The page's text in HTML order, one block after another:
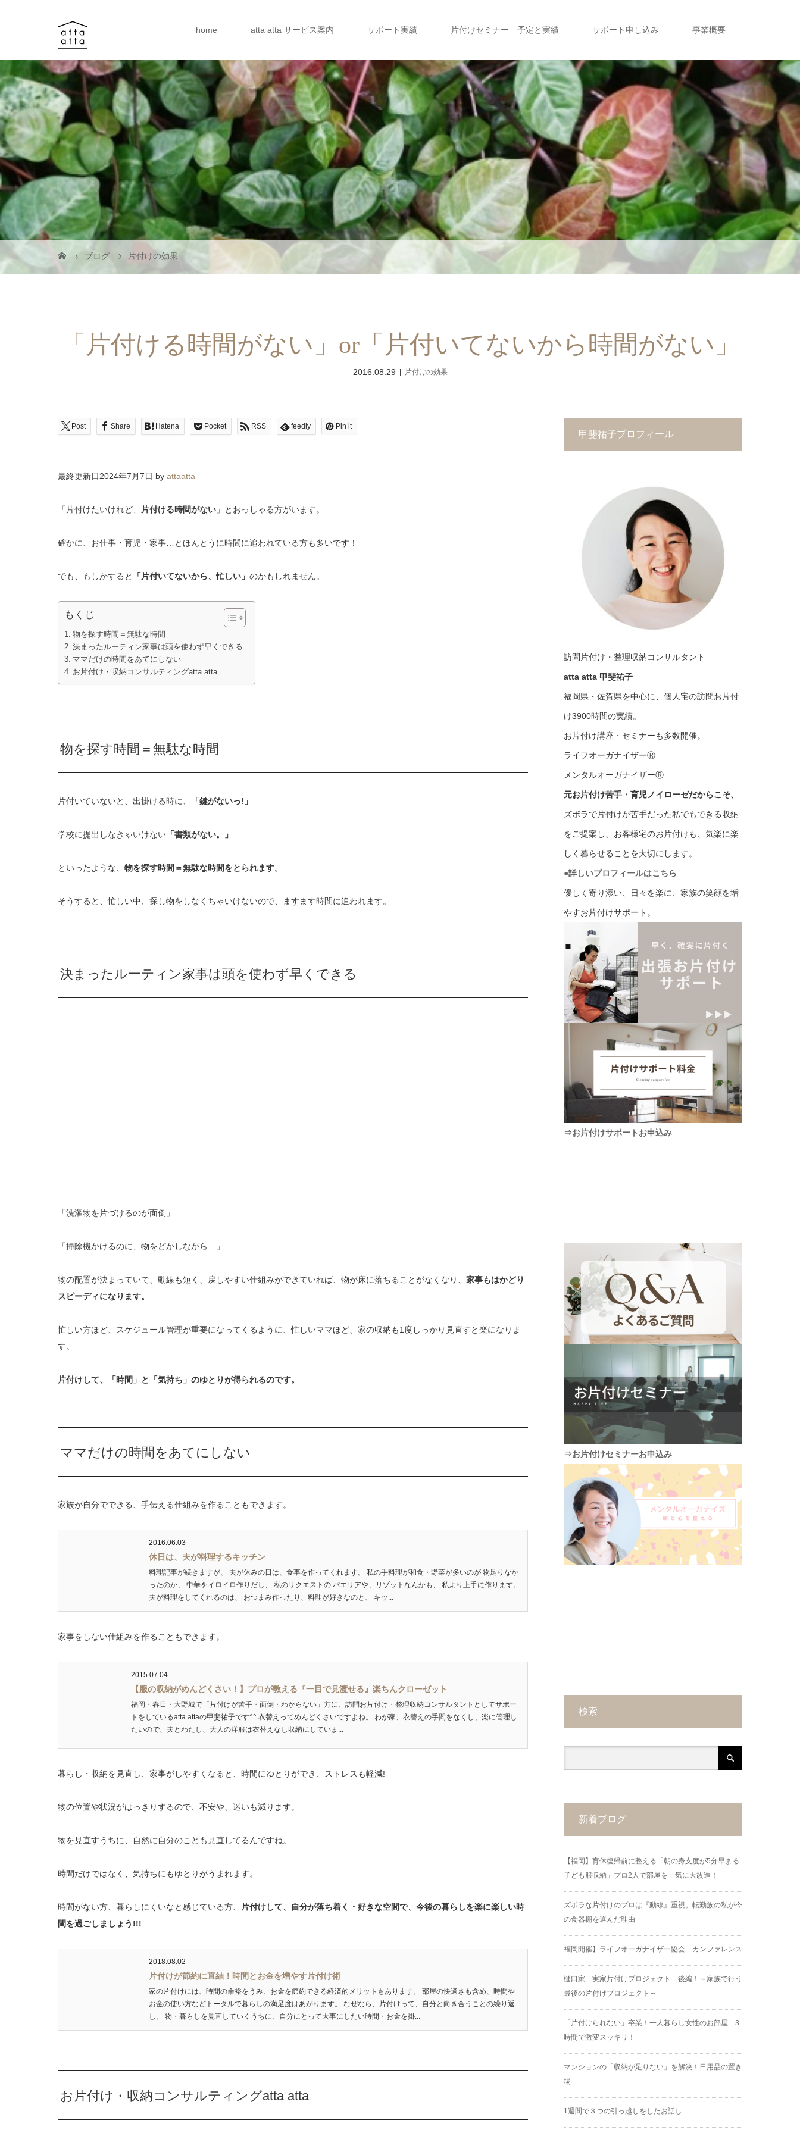
home atta atta サービス案内 サポート実績 片付けセミナー 予定と実績 サポート申し込み 事業概要
ブログ 片付けの効果
「片付ける時間がない」or「片付いてないから時間がない」
2016.08.29 片付けの効果
Post Share Hatena Pocket RSS feedly Pin it
最終更新日2024年7月7日 by attaatta
「片付けたいけれど、 片付ける時間がない 」とおっしゃる方がいます。
確かに、お仕事・育児・家事…とほんとうに時間に追われている方も多いです！
でも、もしかすると 「片付いてないから、忙しい」 のかもしれません。
もくじ
物を探す時間＝無駄な時間
決まったルーティン家事は頭を使わず早くできる
ママだけの時間をあてにしない
お片付け・収納コンサルティングatta atta
物を探す時間＝無駄な時間
片付いていないと、出掛ける時に、 「鍵がないっ!」
学校に提出しなきゃいけない 「書類がない。」
といったような、 物を探す時間＝無駄な時間をとられます。
そうすると、忙しい中、探し物をしなくちゃいけないので、ますます時間に追われます。
決まったルーティン家事は頭を使わず早くできる
「洗濯物を片づけるのが面倒」
「掃除機かけるのに、物をどかしながら…」
物の配置が決まっていて、動線も短く、戻しやすい仕組みができていれば、物が床に落ちることがなくなり、 家事もはかどり
スピーディになります。
忙しい方ほど、スケジュール管理が重要になってくるように、忙しいママほど、家の収納も1度しっかり見直すと楽になりま
す。
片付けして、「時間」と「気持ち」のゆとりが得られるのです。
ママだけの時間をあてにしない
家族が自分でできる、手伝える仕組みを作ることもできます。
2016.06.03
休日は、夫が料理するキッチン
料理記事が続きますが、 夫が休みの日は、食事を作ってくれます。 私の手料理が和食・野菜が多いのが 物足りなか
ったのか、 中華をイロイロ作りだし、 私のリクエストの パエリアや、リゾットなんかも、 私より上手に作ります。
夫が料理をしてくれるのは、 おつまみ作ったり、料理が好きなのと、 キッ...
家事をしない仕組みを作ることもできます。
2015.07.04
【服の収納がめんどくさい！】プロが教える『一目で見渡せる』楽ちんクローゼット
福岡・春日・大野城で「片付けが苦手・面倒・わからない」方に、訪問お片付け・整理収納コンサルタントとしてサポー
トをしているatta attaの甲斐祐子です^^ 衣替えってめんどくさいですよね。 わが家、衣替えの手間をなくし、楽に管理し
たいので、夫とわたし、大人の洋服は衣替えなし収納にしていま...
暮らし・収納を見直し、家事がしやすくなると、時間にゆとりができ、ストレスも軽減!
物の位置や状況がはっきりするので、不安や、迷いも減ります。
物を見直すうちに、自然に自分のことも見直してるんですね。
時間だけではなく、気持ちにもゆとりがうまれます。
時間がない方、暮らしにくいなと感じている方、 片付けして、自分が落ち着く・好きな空間で、今後の暮らしを楽に楽しい時
間を過ごしましょう!!!
2018.08.02
片付けが節約に直結！時間とお金を増やす片付け術
家の片付けには、時間の余裕をうみ、お金を節約できる経済的メリットもあります。 部屋の快適さも含め、時間や
お金の使い方などトータルで暮らしの満足度はあがります。 なぜなら、片付けって、自分と向き合うことの繰り返
し。 物・暮らしを見直していくうちに、自分にとって大事にしたい時間・お金を掛...
お片付け・収納コンサルティングatta atta
甲斐祐子プロフィール
訪問片付け・整理収納コンサルタント
atta atta 甲斐祐子
福岡県・佐賀県を中心に、個人宅の訪問お片付
け3900時間の実績。
お片付け講座・セミナーも多数開催。
ライフオーガナイザーⓇ
メンタルオーガナイザーⓇ
元お片付け苦手・育児ノイローゼだからこそ、
ズボラで片付けが苦手だった私でもできる収納
をご提案し、お客様宅のお片付けも、気楽に楽
しく暮らせることを大切にします。
●詳しいプロフィールはこちら
優しく寄り添い、日々を楽に、家族の笑顔を増
やすお片付けサポート。
⇒お片付けサポートお申込み
⇒お片付けセミナーお申込み
検索
新着ブログ
【福岡】育休復帰前に整える「朝の身支度が5分早まる
子ども服収納」プロ2人で部屋を一気に大改造！
ズボラな片付けのプロは『動線』重視。転勤族の私が今
の食器棚を選んだ理由
福岡開催】ライフオーガナイザー協会 カンファレンス
樋口家 実家片付けプロジェクト 後編！～家族で行う
最後の片付けプロジェクト～
「片付けられない」卒業！一人暮らし女性のお部屋 3
時間で激変スッキリ！
マンションの「収納が足りない」を解決！日用品の置き
場
1週間で３つの引っ越しをしたお話し